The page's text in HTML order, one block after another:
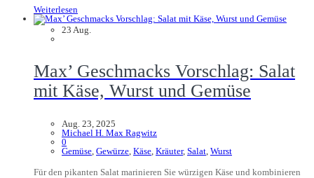
Weiterlesen
23 Aug.
Max’ Geschmacks Vorschlag: Salat
mit Käse, Wurst und Gemüse
Aug. 23, 2025
Michael H. Max Ragwitz
0
Gemüse Gewürze Käse Kräuter, Salat Wurst
Für den pikanten Salat marinieren Sie würzigen Käse und kombinieren